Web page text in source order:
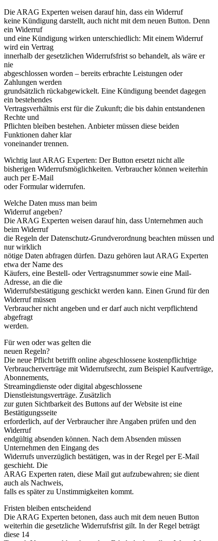
Die ARAG Experten weisen darauf hin, dass ein Widerruf
keine Kündigung darstellt, auch nicht mit dem neuen Button. Denn
ein Widerruf
und eine Kündigung wirken unterschiedlich: Mit einem Widerruf
wird ein Vertrag
innerhalb der gesetzlichen Widerrufsfrist so behandelt, als wäre er
nie
abgeschlossen worden – bereits erbrachte Leistungen oder
Zahlungen werden
grundsätzlich rückabgewickelt. Eine Kündigung beendet dagegen
ein bestehendes
Vertragsverhältnis erst für die Zukunft; die bis dahin entstandenen
Rechte und
Pflichten bleiben bestehen. Anbieter müssen diese beiden
Funktionen daher klar
voneinander trennen.
Wichtig laut ARAG Experten: Der Button ersetzt nicht alle
bisherigen Widerrufsmöglichkeiten. Verbraucher können weiterhin
auch per E-Mail
oder Formular widerrufen.
Welche Daten muss man beim
Widerruf angeben?
Die ARAG Experten weisen darauf hin, dass Unternehmen auch
beim Widerruf
die Regeln der Datenschutz-Grundverordnung beachten müssen und
nur wirklich
nötige Daten abfragen dürfen. Dazu gehören laut ARAG Experten
etwa der Name des
Käufers, eine Bestell- oder Vertragsnummer sowie eine Mail-
Adresse, an die die
Widerrufsbestätigung geschickt werden kann. Einen Grund für den
Widerruf müssen
Verbraucher nicht angeben und er darf auch nicht verpflichtend
abgefragt
werden.
Für wen oder was gelten die
neuen Regeln?
Die neue Pflicht betrifft online abgeschlossene kostenpflichtige
Verbraucherverträge mit Widerrufsrecht, zum Beispiel Kaufverträge,
Abonnements,
Streamingdienste oder digital abgeschlossene
Dienstleistungsverträge. Zusätzlich
zur guten Sichtbarkeit des Buttons auf der Website ist eine
Bestätigungsseite
erforderlich, auf der Verbraucher ihre Angaben prüfen und den
Widerruf
endgültig absenden können. Nach dem Absenden müssen
Unternehmen den Eingang des
Widerrufs unverzüglich bestätigen, was in der Regel per E-Mail
geschieht. Die
ARAG Experten raten, diese Mail gut aufzubewahren; sie dient
auch als Nachweis,
falls es später zu Unstimmigkeiten kommt.
Fristen bleiben entscheidend
Die ARAG Experten betonen, dass auch mit dem neuen Button
weiterhin die gesetzliche Widerrufsfrist gilt. In der Regel beträgt
diese 14